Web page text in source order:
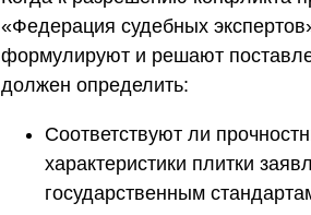
«Федерация судебных
формулируют и решают
должен определить:
Соответствуют ли
характеристики плитки
государственным